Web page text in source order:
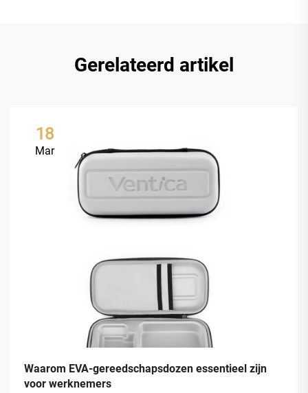
Gerelateerd artikel
18
Mar
Waarom EVA-gereedschapsdozen essentieel zijn
voor werknemers